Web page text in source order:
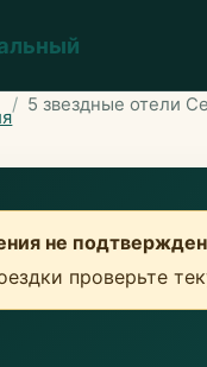
5 звездные отели
не
проверьте